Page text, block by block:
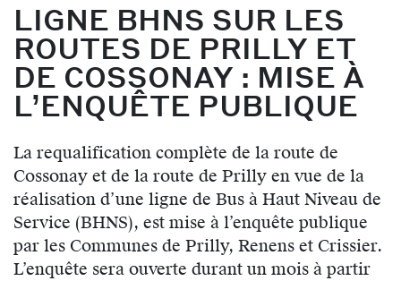
LIGNE BHNS SUR LES
ROUTES DE PRILLY ET
DE COSSONAY : MISE À
L’ENQUÊTE PUBLIQUE
La requalification complète de la route de
Cossonay et de la route de Prilly en vue de la
réalisation d’une ligne de Bus à Haut Niveau de
Service (BHNS), est mise à l’enquête publique
par les Communes de Prilly, Renens et Crissier.
L’enquête sera ouverte durant un mois à partir